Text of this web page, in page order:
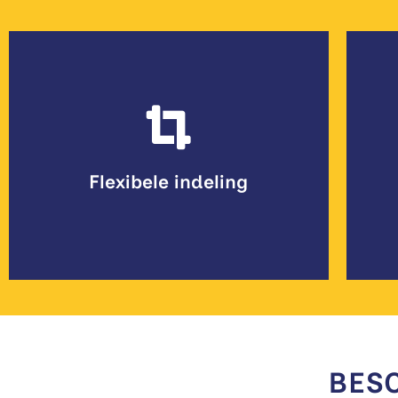
Flexibele indeling
in grootte aan te passen. Zo
bij jouw evenement, van
compact ingericht tot een
groots opgezette beursvloer.